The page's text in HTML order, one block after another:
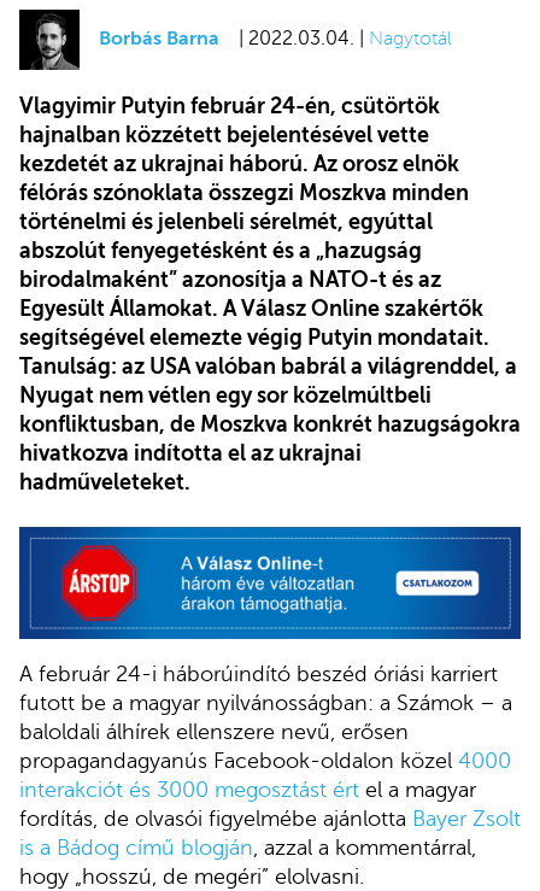
Borbás Barna | 2022.03.04. | Nagytotál
Vlagyimir Putyin február 24-én, csütörtök
hajnalban közzétett bejelentésével vette
kezdetét az ukrajnai háború. Az orosz elnök
félórás szónoklata összegzi Moszkva minden
történelmi és jelenbeli sérelmét, egyúttal
abszolút fenyegetésként és a „hazugság
birodalmaként” azonosítja a NATO-t és az
Egyesült Államokat. A Válasz Online szakértők
segítségével elemezte végig Putyin mondatait.
Tanulság: az USA valóban babrál a világrenddel, a
Nyugat nem vétlen egy sor közelmúltbeli
konfliktusban, de Moszkva konkrét hazugságokra
hivatkozva indította el az ukrajnai
hadműveleteket.
A február 24-i háborúindító beszéd óriási karriert
futott be a magyar nyilvánosságban: a Számok – a
baloldali álhírek ellenszere nevű, erősen
propagandagyanús Facebook-oldalon közel 4000
interakciót és 3000 megosztást ért el a magyar
fordítás, de olvasói figyelmébe ajánlotta Bayer Zsolt
is a Bádog című blogján, azzal a kommentárral,
hogy „hosszú, de megéri” elolvasni.